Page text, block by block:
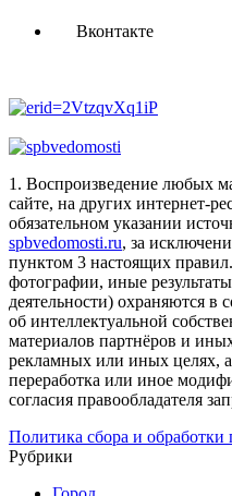
Вконтакте
1. Воспроизведение любых
сайте, на других интернет-
обязательном указании
spbvedomosti.ru, за
пунктом 3 настоящих правил.
фотографии, иные
деятельности) охраняются в
об интеллектуальной
материалов партнёров и
рекламных или иных целях,
переработка или иное
согласия правообладателя
Политика сбора и
Рубрики